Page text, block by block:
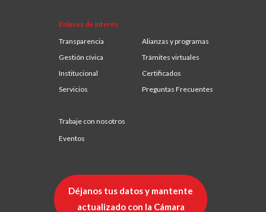
Enlaces de interés
Transparencia
Alianzas y programas
Gestión cívica
Trámites virtuales
Institucional
Certificados
Servicios
Preguntas Frecuentes
Trabaje con nosotros
Eventos
Déjanos tus datos y mantente
actualizado con la Cámara